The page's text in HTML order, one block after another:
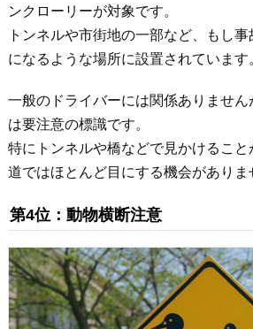
ンクローリーが対象です。
トンネルや市街地の一部など、もし
になるような場所に設置されています
一般のドライバーには関係ありませ
は要注意の標識です。
特にトンネルや橋などで見かけるこ
道ではほとんど目にする機会がありま
第4位：動物横断注意